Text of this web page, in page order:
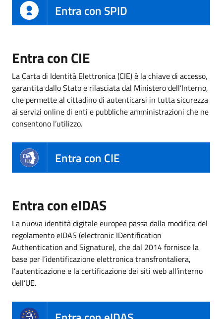
Entra con SPID
Entra con CIE
La Carta di Identità Elettronica (CIE) è la chiave di accesso,
garantita dallo Stato e rilasciata dal Ministero dell’Interno,
che permette al cittadino di autenticarsi in tutta sicurezza
ai servizi online di enti e pubbliche amministrazioni che ne
consentono l’utilizzo.
Entra con CIE
Entra con eIDAS
La nuova identità digitale europea passa dalla modifica del
regolamento eIDAS (electronic IDentification
Authentication and Signature), che dal 2014 fornisce la
base per l’identificazione elettronica transfrontaliera,
l’autenticazione e la certificazione dei siti web all’interno
dell’UE.